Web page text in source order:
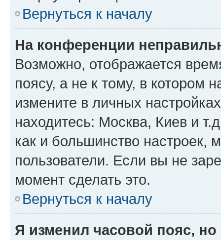
Вернуться к началу
На конференции
Возможно, отображается
поясу, а не к тому, в котором
измените в личных
находитесь: Москва, Киев и
как и большинство настроек,
пользователи. Если вы не
момент сделать это.
Вернуться к началу
Я изменил часовой пояс,